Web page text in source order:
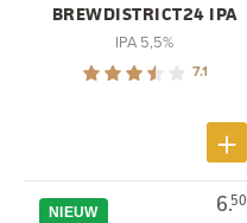
BREWDISTRICT24 IPA
IPA 5,5%
7.1
6.50
NIEUW